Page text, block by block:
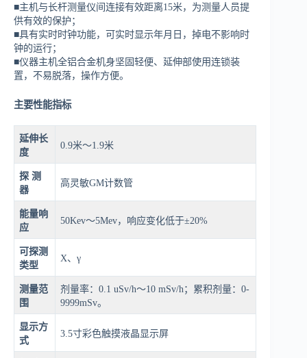
■主机与长杆测量仪间连接有效距离15米，为测量人员提
供有效的保护；
■具有实时时钟功能，可实时显示年月日，掉电不影响时
钟的运行；
■仪器主机全铝合金机身坚固轻便、延伸部使用连锁装
置，不易脱落，操作方便。
主要性能指标
延伸长
度
0.9米～1.9米
探 测
器
高灵敏GM计数管
能量响
应
50Kev～5Mev，响应变化低于±20%
可探测
类型
X、γ
测量范
围
剂量率：0.1 uSv/h～10 mSv/h；累积剂量：0-
9999mSv。
显示方
式
3.5寸彩色触摸液晶显示屏